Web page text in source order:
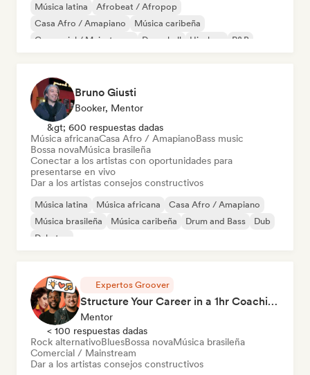
Música latina
Afrobeat / Afropop
Casa Afro / Amapiano
Música caribeña
Comercial / Mainstream
Dancehall Hip-hop R&B
Bruno Giusti
Booker, Mentor
&gt; 600 respuestas dadas
Música africanaCasa Afro / AmapianoBass music
Bossa novaMúsica brasileña
Conectar a los artistas con oportunidades para
presentarse en vivo
Dar a los artistas consejos constructivos
Música latina Música africana
Casa Afro / Amapiano
Música brasileña
Música caribeña Drum and Bass
Dub
Dubstep
Expertos Groover
Structure Your Career in a 1hr Coaching Session
Mentor
< 100 respuestas dadas
Rock alternativoBluesBossa novaMúsica brasileña
Comercial / Mainstream
Dar a los artistas consejos constructivos